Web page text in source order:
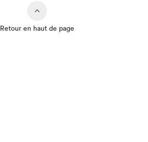
Retour en haut de page